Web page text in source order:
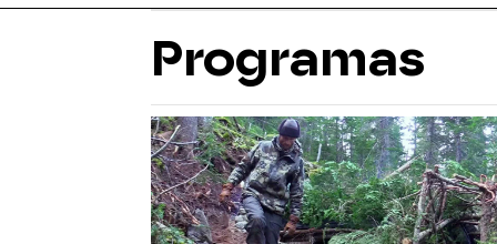
Programas